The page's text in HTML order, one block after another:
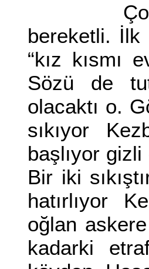
Çocukluk
bereketli. İlk
“kız kısmı
Sözü de
olacaktı o.
sıkıyor
başlıyor
Bir iki
hatırlıyor
oğlan
kadarki